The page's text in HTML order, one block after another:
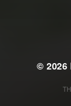
© 2026